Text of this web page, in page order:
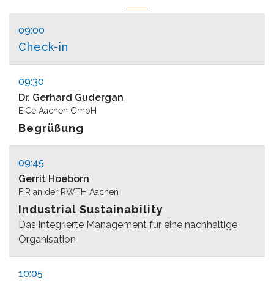
09:00
Check-in
09:30
Dr. Gerhard Gudergan
EICe Aachen GmbH
Begrüßung
09:45
Gerrit Hoeborn
FIR an der RWTH Aachen
Industrial Sustainability
Das integrierte Management für eine nachhaltige
Organisation
10:05